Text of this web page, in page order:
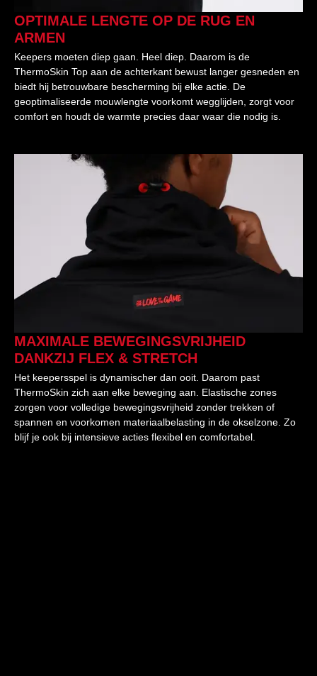
OPTIMALE LENGTE OP DE RUG EN
ARMEN
Keepers moeten diep gaan. Heel diep. Daarom is de
ThermoSkin Top aan de achterkant bewust langer gesneden en
biedt hij betrouwbare bescherming bij elke actie. De
geoptimaliseerde mouwlengte voorkomt wegglijden, zorgt voor
comfort en houdt de warmte precies daar waar die nodig is.
MAXIMALE BEWEGINGSVRIJHEID
DANKZIJ FLEX & STRETCH
Het keepersspel is dynamischer dan ooit. Daarom past
ThermoSkin zich aan elke beweging aan. Elastische zones
zorgen voor volledige bewegingsvrijheid zonder trekken of
spannen en voorkomen materiaalbelasting in de okselzone. Zo
blijf je ook bij intensieve acties flexibel en comfortabel.